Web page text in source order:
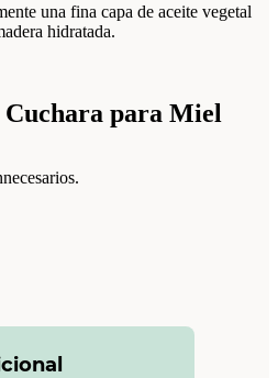
una fina capa de aceite vegetal
hidratada.
para Miel